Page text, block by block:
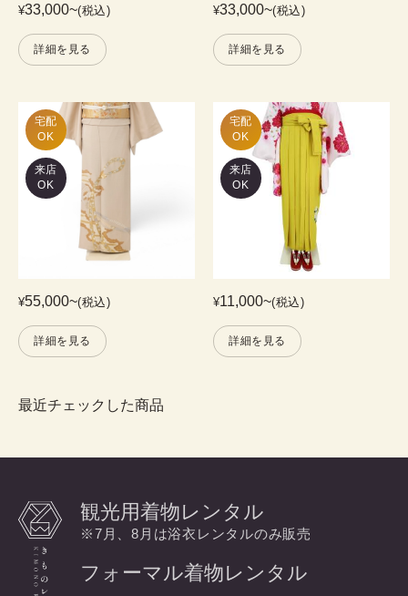
¥33,000~(税込)
詳細を見る
¥33,000~(税込)
詳細を見る
宅配
OK
来店
OK
¥55,000~(税込)
詳細を見る
宅配
OK
来店
OK
¥11,000~(税込)
詳細を見る
最近チェックした商品
観光用着物レンタル
※7月、8月は浴衣レンタルのみ販売
フォーマル着物レンタル